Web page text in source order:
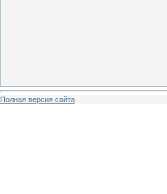
Полная версия сайта